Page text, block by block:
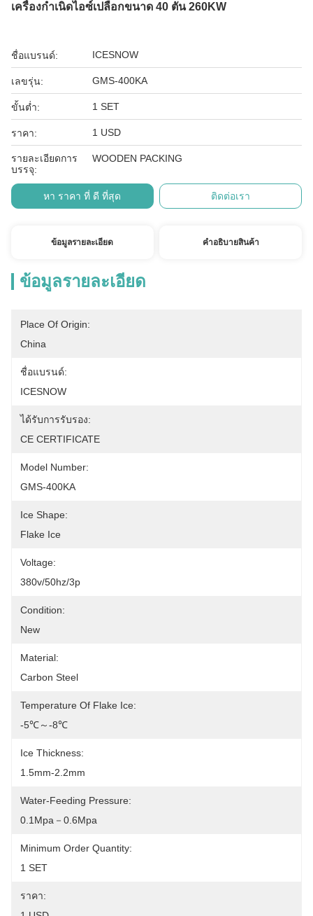
เครื่องกําเนิดไอซ์เปลือกขนาด 40 ตัน 260KW
ชื่อแบรนด์: ICESNOW
เลขรุ่น: GMS-400KA
ขั้นต่ำ: 1 SET
ราคา: 1 USD
รายละเอียดการ
บรรจุ:
WOODEN PACKING
หา ราคา ที่ ดี ที่สุด ติดต่อเรา
ข้อมูลรายละเอียด คําอธิบายสินค้า
ข้อมูลรายละเอียด
Place Of Origin:
China
ชื่อแบรนด์:
ICESNOW
ได้รับการรับรอง:
CE CERTIFICATE
Model Number:
GMS-400KA
Ice Shape:
Flake Ice
Voltage:
380v/50hz/3p
Condition:
New
Material:
Carbon Steel
Temperature Of Flake Ice:
-5℃～-8℃
Ice Thickness:
1.5mm-2.2mm
Water-Feeding Pressure:
0.1Mpa－0.6Mpa
Minimum Order Quantity:
1 SET
ราคา: